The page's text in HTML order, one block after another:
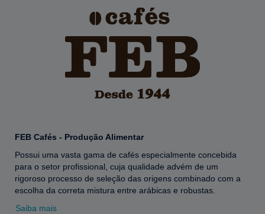
FEB Cafés - Produção Alimentar
Possui uma vasta gama de cafés especialmente concebida
para o setor profissional, cuja qualidade advém de um
rigoroso processo de seleção das origens combinado com a
escolha da correta mistura entre arábicas e robustas.
Saiba mais